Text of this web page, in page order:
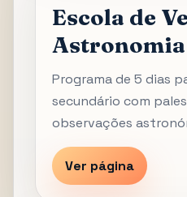
Escola de
Astronomia
Programa de 5 dias
secundário com
observações
Ver página